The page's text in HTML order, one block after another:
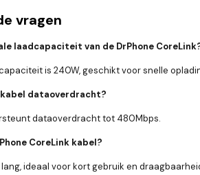
vragen
laadcapaciteit van de DrPhone
is 240W, geschikt voor snelle
dataoverdracht?
dataoverdracht tot 480Mbps.
CoreLink kabel?
ideaal voor kort gebruik en